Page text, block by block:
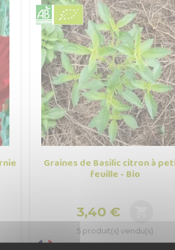
Graines de Basilic citron à
feuille - Bio
Prix
3,40 €
5 produit(s) vendu(s)